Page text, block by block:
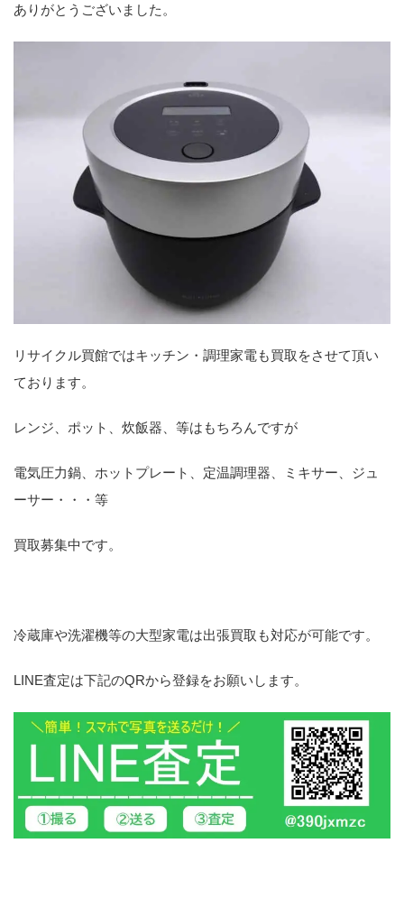
ありがとうございました。
リサイクル買館ではキッチン・調理家電も買取をさせて頂い
ております。
レンジ、ポット、炊飯器、等はもちろんですが
電気圧力鍋、ホットプレート、定温調理器、ミキサー、ジュ
ーサー・・・等
買取募集中です。
冷蔵庫や洗濯機等の大型家電は出張買取も対応が可能です。
LINE査定は下記のQRから登録をお願いします。